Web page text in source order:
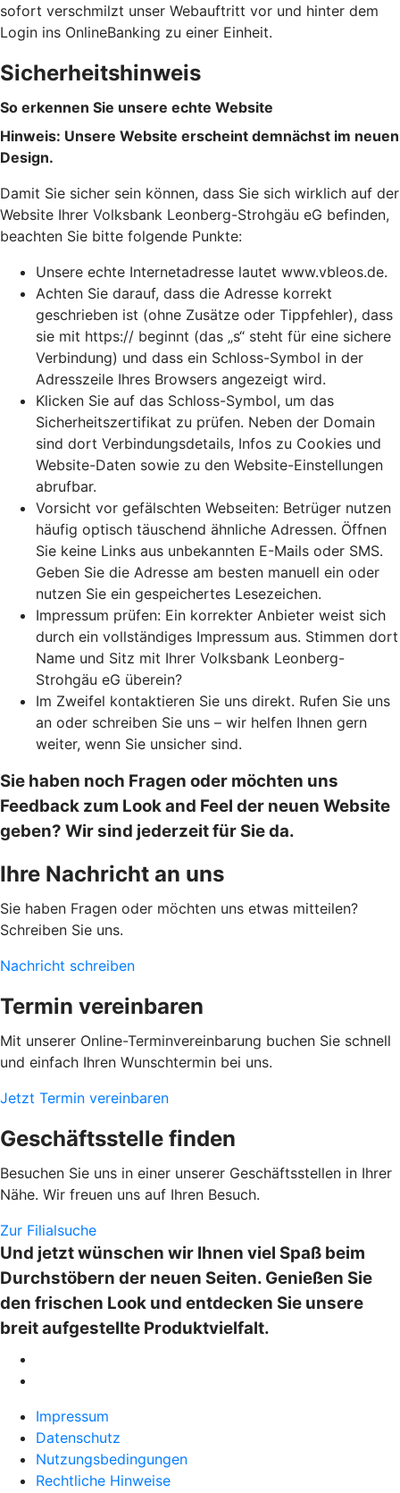
sofort verschmilzt unser Webauftritt vor und hinter dem
Login ins OnlineBanking zu einer Einheit.
Sicherheitshinweis
So erkennen Sie unsere echte Website
Hinweis: Unsere Website erscheint demnächst im neuen
Design.
Damit Sie sicher sein können, dass Sie sich wirklich auf der
Website Ihrer Volksbank Leonberg-Strohgäu eG befinden,
beachten Sie bitte folgende Punkte:
Unsere echte Internetadresse lautet www.vbleos.de.
Achten Sie darauf, dass die Adresse korrekt
geschrieben ist (ohne Zusätze oder Tippfehler), dass
sie mit https:// beginnt (das „s“ steht für eine sichere
Verbindung) und dass ein Schloss-Symbol in der
Adresszeile Ihres Browsers angezeigt wird.
Klicken Sie auf das Schloss-Symbol, um das
Sicherheitszertifikat zu prüfen. Neben der Domain
sind dort Verbindungsdetails, Infos zu Cookies und
Website-Daten sowie zu den Website-Einstellungen
abrufbar.
Vorsicht vor gefälschten Webseiten: Betrüger nutzen
häufig optisch täuschend ähnliche Adressen. Öffnen
Sie keine Links aus unbekannten E-Mails oder SMS.
Geben Sie die Adresse am besten manuell ein oder
nutzen Sie ein gespeichertes Lesezeichen.
Impressum prüfen: Ein korrekter Anbieter weist sich
durch ein vollständiges Impressum aus. Stimmen dort
Name und Sitz mit Ihrer Volksbank Leonberg-
Strohgäu eG überein?
Im Zweifel kontaktieren Sie uns direkt. Rufen Sie uns
an oder schreiben Sie uns – wir helfen Ihnen gern
weiter, wenn Sie unsicher sind.
Sie haben noch Fragen oder möchten uns
Feedback zum Look and Feel der neuen Website
geben? Wir sind jederzeit für Sie da.
Ihre Nachricht an uns
Sie haben Fragen oder möchten uns etwas mitteilen?
Schreiben Sie uns.
Nachricht schreiben
Termin vereinbaren
Mit unserer Online-Terminvereinbarung buchen Sie schnell
und einfach Ihren Wunschtermin bei uns.
Jetzt Termin vereinbaren
Geschäftsstelle finden
Besuchen Sie uns in einer unserer Geschäftsstellen in Ihrer
Nähe. Wir freuen uns auf Ihren Besuch.
Zur Filialsuche
Und jetzt wünschen wir Ihnen viel Spaß beim
Durchstöbern der neuen Seiten. Genießen Sie
den frischen Look und entdecken Sie unsere
breit aufgestellte Produktvielfalt.
Impressum
Datenschutz
Nutzungsbedingungen
Rechtliche Hinweise